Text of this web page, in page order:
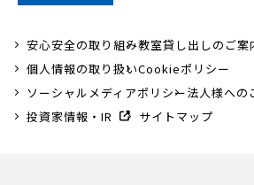
安心安全の取り組み教室貸し出しのご案
個人情報の取り扱いCookieポリシー
ソーシャルメディアポリシー法人様への
投資家情報・IR
サイトマップ